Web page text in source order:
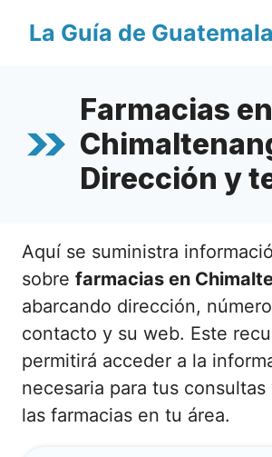
La Guía de Guatemala
Farmacias en
Dirección y
Aquí se suministra
sobre farmacias en
abarcando dirección,
contacto y su web. Este
permitirá acceder a la
necesaria para tus
las farmacias en tu área.